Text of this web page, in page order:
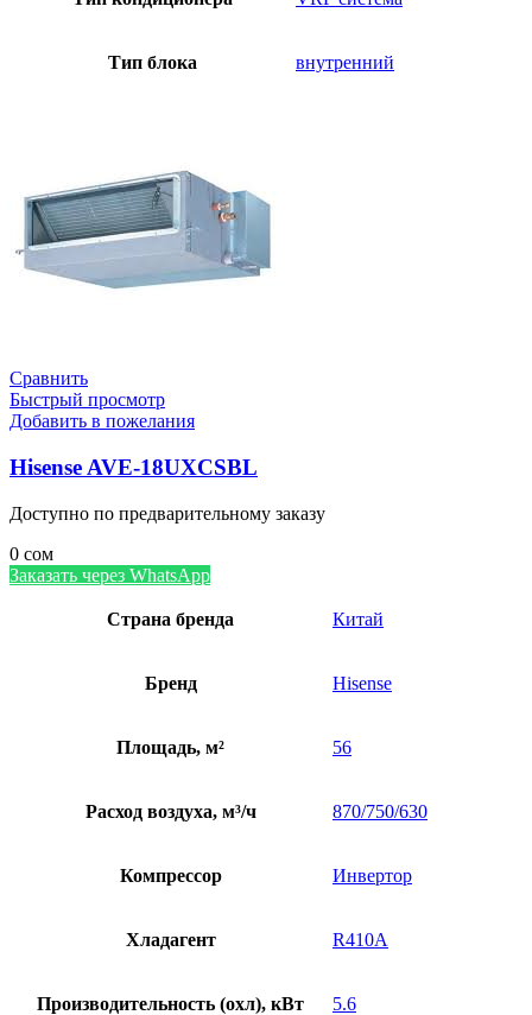
Тип блока внутренний
Сравнить
Быстрый просмотр
Добавить в пожелания
Hisense AVE-18UXCSBL
Доступно по предварительному заказу
0 сом
Заказать через WhatsApp
Страна бренда Китай
Бренд Hisense
Площадь, м² 56
Расход воздуха, м³/ч 870/750/630
Компрессор Инвертор
Хладагент R410A
Производительность (охл), кВт 5.6